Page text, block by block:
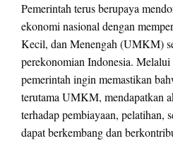
Pemerintah terus berupaya
ekonomi nasional dengan
Kecil, dan Menengah (UMKM)
perekonomian Indonesia. Melalui
pemerintah ingin memastikan
terutama UMKM, mendapatkan
terhadap pembiayaan, pelatihan,
dapat berkembang dan